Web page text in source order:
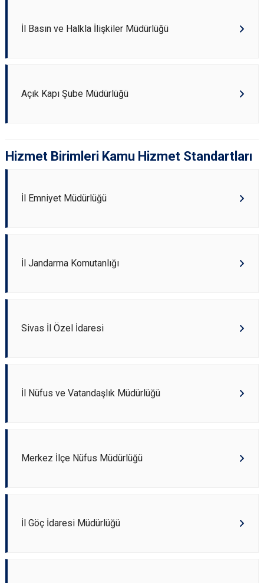
İl Basın ve Halkla İlişkiler Müdürlüğü
Açık Kapı Şube Müdürlüğü
Hizmet Birimleri Kamu Hizmet Standartları
İl Emniyet Müdürlüğü
İl Jandarma Komutanlığı
Sivas İl Özel İdaresi
İl Nüfus ve Vatandaşlık Müdürlüğü
Merkez İlçe Nüfus Müdürlüğü
İl Göç İdaresi Müdürlüğü